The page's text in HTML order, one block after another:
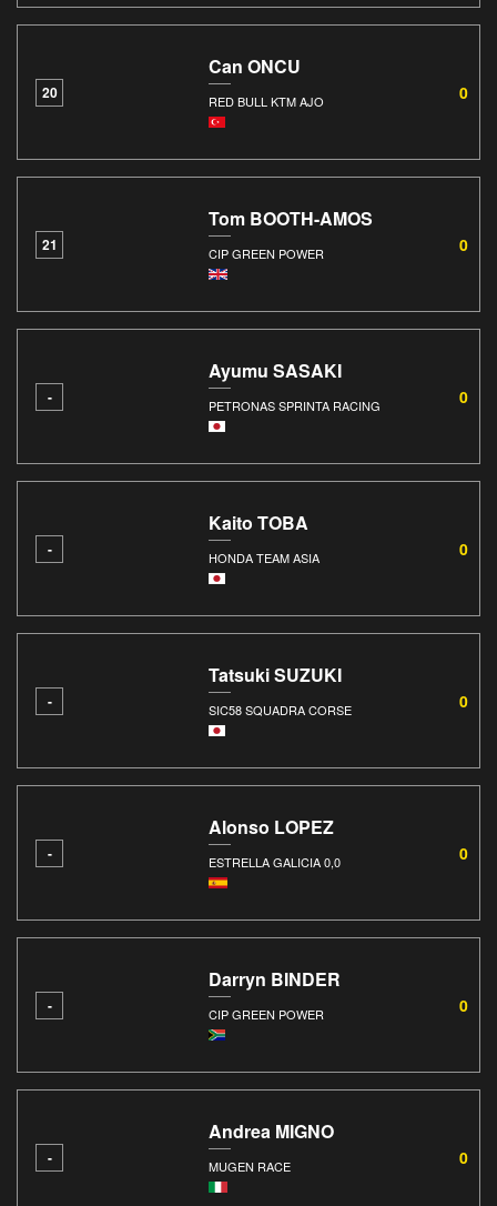
20
Can ONCU
RED BULL KTM AJO 0
21
Tom BOOTH-AMOS
CIP GREEN POWER 0
-
Ayumu SASAKI
PETRONAS SPRINTA RACING 0
-
Kaito TOBA
HONDA TEAM ASIA 0
-
Tatsuki SUZUKI
SIC58 SQUADRA CORSE 0
-
Alonso LOPEZ
ESTRELLA GALICIA 0,0 0
-
Darryn BINDER
CIP GREEN POWER 0
-
Andrea MIGNO
MUGEN RACE 0